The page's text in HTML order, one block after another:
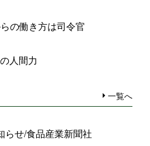
の働き方は司令官
人間力
一覧へ
らせ/食品産業新聞社